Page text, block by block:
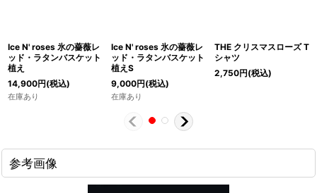
Ice N' roses 氷の薔薇レ
ッド・ラタンバスケット
植え
14,900円(税込)
在庫あり
Ice N' roses 氷の薔薇レ
ッド・ラタンバスケット
植えS
9,000円(税込)
在庫あり
THE クリスマスローズ T
シャツ
2,750円(税込)
参考画像